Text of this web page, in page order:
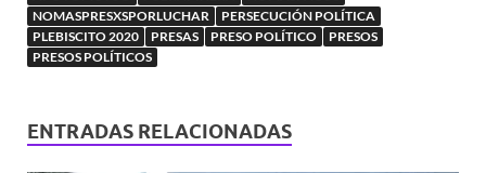
NOMASPRESXSPORLUCHAR
PERSECUCIÓN POLÍTICA
PLEBISCITO 2020
PRESAS PRESO POLÍTICO
PRESOS
PRESOS POLÍTICOS
ENTRADAS RELACIONADAS